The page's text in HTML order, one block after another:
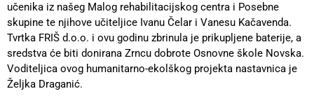
učenika iz našeg Malog rehabilitacijskog centra i Posebne
skupine te njihove učiteljice Ivanu Čelar i Vanesu Kačavenda.
Tvrtka FRIŠ d.o.o. i ovu godinu zbrinula je prikupljene baterije, a
sredstva će biti donirana Zrncu dobrote Osnovne škole Novska.
Voditeljica ovog humanitarno-ekolškog projekta nastavnica je
Željka Draganić.